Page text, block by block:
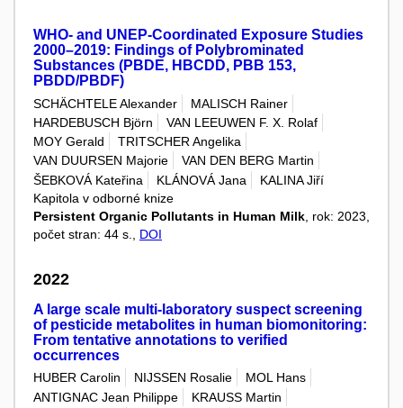
WHO- and UNEP-Coordinated Exposure Studies
2000–2019: Findings of Polybrominated
Substances (PBDE, HBCDD, PBB 153,
PBDD/PBDF)
SCHÄCHTELE Alexander
MALISCH Rainer
HARDEBUSCH Björn
VAN LEEUWEN F. X. Rolaf
MOY Gerald
TRITSCHER Angelika
VAN DUURSEN Majorie
VAN DEN BERG Martin
ŠEBKOVÁ Kateřina
KLÁNOVÁ Jana
KALINA Jiří
Kapitola v odborné knize
Persistent Organic Pollutants in Human Milk , rok: 2023,
počet stran: 44 s., DOI
2022
A large scale multi-laboratory suspect screening
of pesticide metabolites in human biomonitoring:
From tentative annotations to verified
occurrences
HUBER Carolin NIJSSEN Rosalie
MOL Hans
ANTIGNAC Jean Philippe
KRAUSS Martin